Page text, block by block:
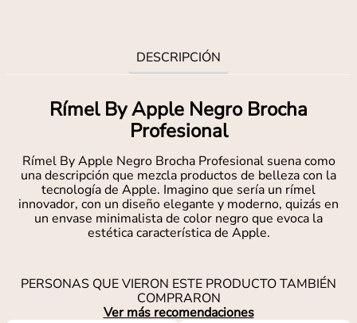
DESCRIPCIÓN
Rí­mel By Apple Negro Brocha
Profesional
Rímel By Apple Negro Brocha Profesional suena como
una descripción que mezcla productos de belleza con la
tecnología de Apple. Imagino que sería un rímel
innovador, con un diseño elegante y moderno, quizás en
un envase minimalista de color negro que evoca la
estética característica de Apple.
PERSONAS QUE VIERON ESTE PRODUCTO TAMBIÉN
COMPRARON
Ver más recomendaciones